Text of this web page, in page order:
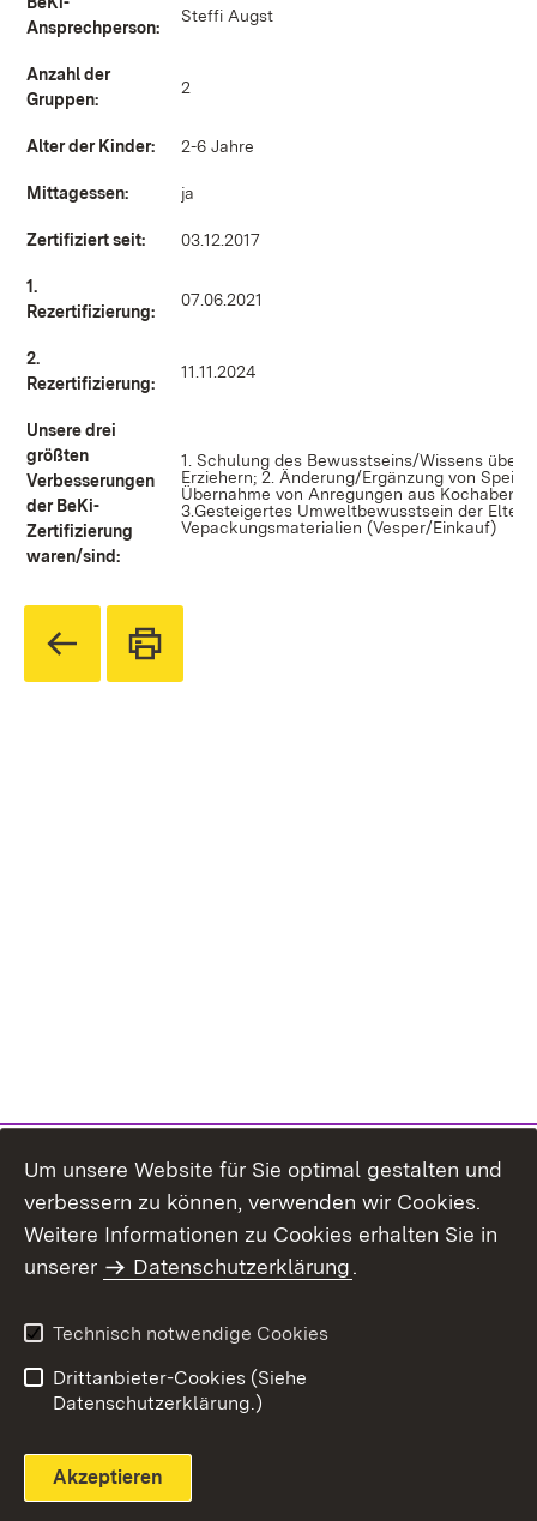
Ansprechperson:
Steffi Augst
Anzahl der
Gruppen:
2
Alter der Kinder: 2-6 Jahre
Mittagessen: ja
Zertifiziert seit: 03.12.2017
1.
Rezertifizierung:
07.06.2021
2.
Rezertifizierung:
11.11.2024
Unsere drei
größten
Verbesserungen
der BeKi-
Zertifizierung
waren/sind:
1. Schulung des Bewusstseins/Wissens über
Erziehern; 2. Änderung/Ergänzung von
Übernahme von Anregungen aus
3.Gesteigertes Umweltbewusstsein der
Vepackungsmaterialien (Vesper/Einkauf)
Themenübersicht
Um unsere Website für Sie optimal gestalten und
verbessern zu können, verwenden wir Cookies.
Weitere Informationen zu Cookies erhalten Sie in
unserer
Datenschutzerklärung.
Technisch notwendige Cookies
Drittanbieter-Cookies (Siehe
Datenschutzerklärung.)
Akzeptieren